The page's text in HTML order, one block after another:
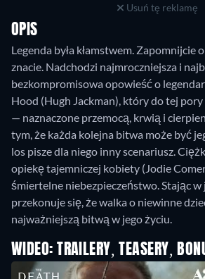
Usuń tę reklamę
OPIS
Legenda była kłamstwem. Zapomnijcie
znacie. Nadchodzi najmroczniejsza i
bezkompromisowa opowieść o
Hood (Hugh Jackman), który do tej
— naznaczone przemocą, krwią i
tym, że każda kolejna bitwa może być
los pisze dla niego inny scenariusz.
opiekę tajemniczej kobiety (Jodie
śmiertelne niebezpieczeństwo. Stając w
przekonuje się, że walka o niewinne
najważniejszą bitwą w jego życiu.
WIDEO: TRAILERY, TEASERY,